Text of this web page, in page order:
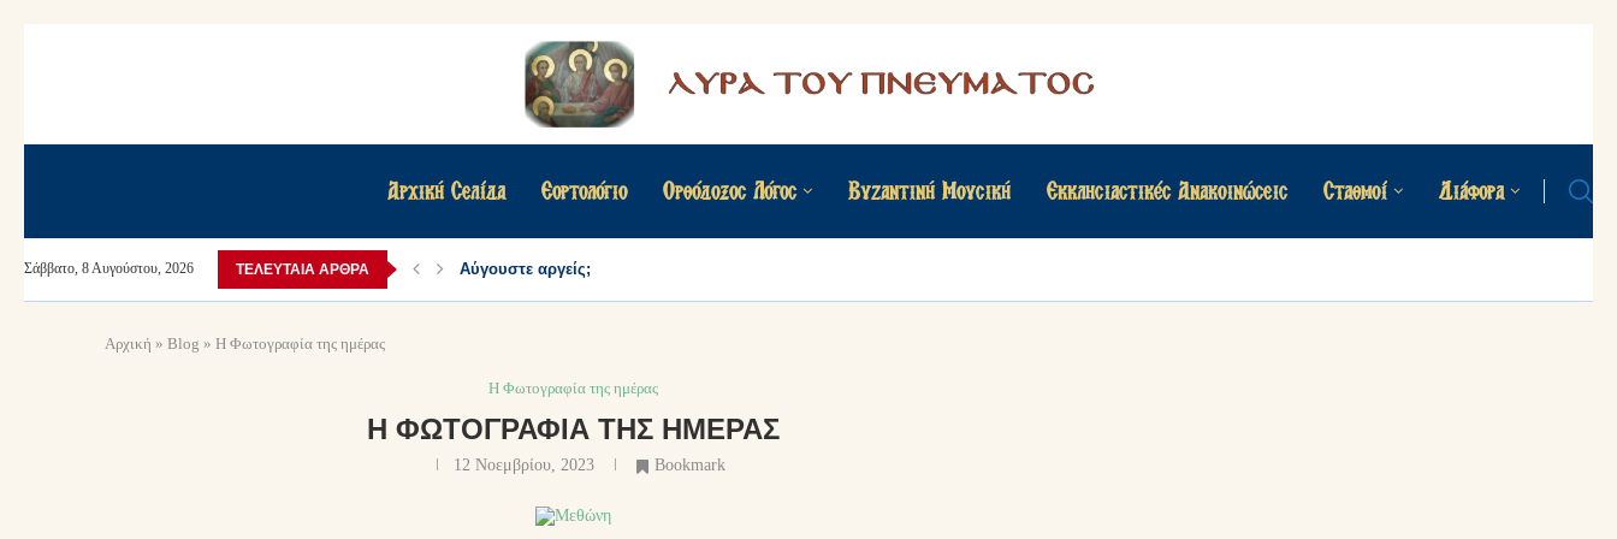
Αρχική Σελίδα Εορτολόγιο Ορθόδοξος Λόγος Βυζαντινή Μουσική Εκκλησιαστικές Ανακοινώσεις Σταθμοί Διάφορα
Σάββατο, 8 Αυγούστου, 2026 ΤΕΛΕΥΤΑΊΑ ΆΡΘΡΑ Αύγουστε αργείς;
Αρχική » Blog » Η Φωτογραφία της ημέρας
Η Φωτογραφία της ημέρας
Η ΦΩΤΟΓΡΑΦΊΑ ΤΗΣ ΗΜΈΡΑΣ
12 Νοεμβρίου, 2023 Bookmark